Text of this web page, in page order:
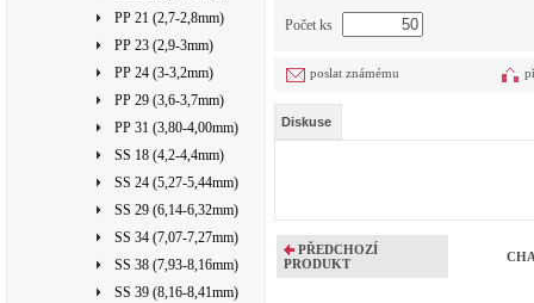
PP 21 (2,7-2,8mm)
PP 23 (2,9-3mm)
PP 24 (3-3,2mm)
PP 29 (3,6-3,7mm)
PP 31 (3,80-4,00mm)
SS 18 (4,2-4,4mm)
SS 24 (5,27-5,44mm)
SS 29 (6,14-6,32mm)
SS 34 (7,07-7,27mm)
SS 38 (7,93-8,16mm)
SS 39 (8,16-8,41mm)
Počet ks
poslat známému
Diskuse
PŘEDCHOZÍ
PRODUKT